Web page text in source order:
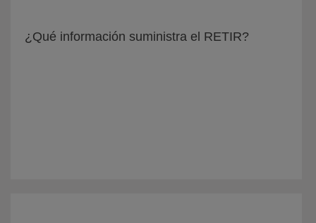
¿Qué información suministra el RETIR?